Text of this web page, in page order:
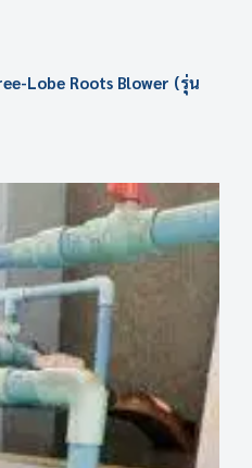
Lobe Roots Blower (รุ่น